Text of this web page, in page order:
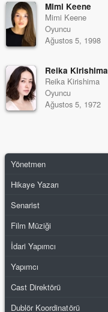
Mimi Keene
Mimi Keene
Oyuncu
Ağustos 5, 1998
Reika Kirishima
Reika Kirishima
Oyuncu
Ağustos 5, 1972
Yönetmen
Hikaye Yazarı
Senarist
Film Müziği
İdari Yapımcı
Yapımcı
Cast Direktörü
Dublör Koordinatörü